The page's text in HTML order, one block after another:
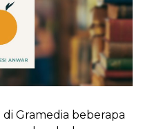
Gramedia beberapa